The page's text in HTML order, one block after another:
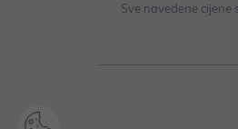
Sve navedene